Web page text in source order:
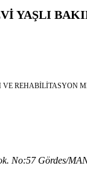
YAŞLI
REHABİLİTASYON
No:57 Gördes/